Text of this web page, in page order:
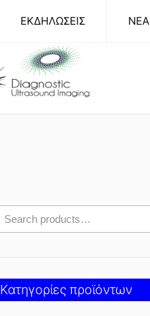
ΕΚΔΗΛΩΣΕΙΣ NEA
Κατηγορίες προϊόντων